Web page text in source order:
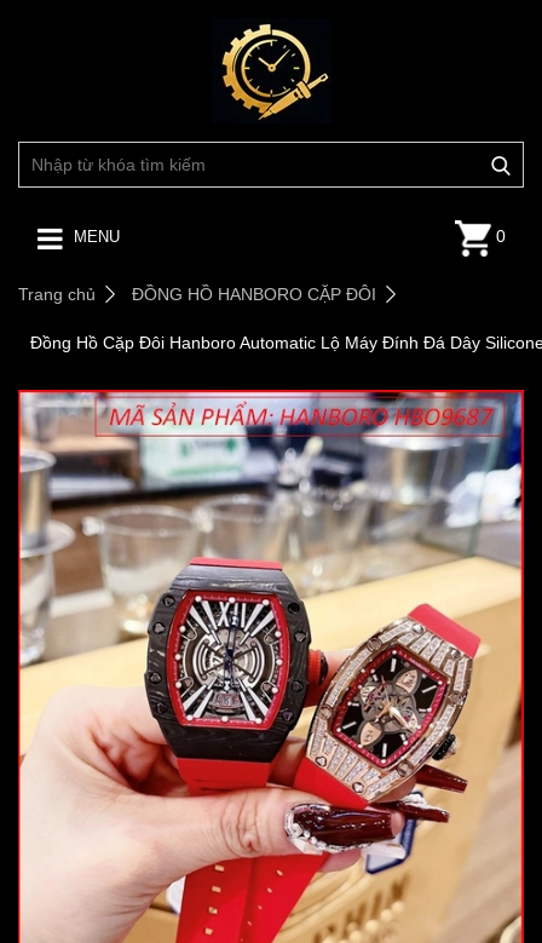
MENU 0
Trang chủ ĐỒNG HỒ HANBORO CẶP ĐÔI
Đồng Hồ Cặp Đôi Hanboro Automatic Lộ Máy Đính Đá Dây